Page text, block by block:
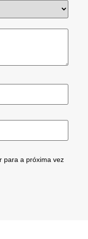
para a próxima vez